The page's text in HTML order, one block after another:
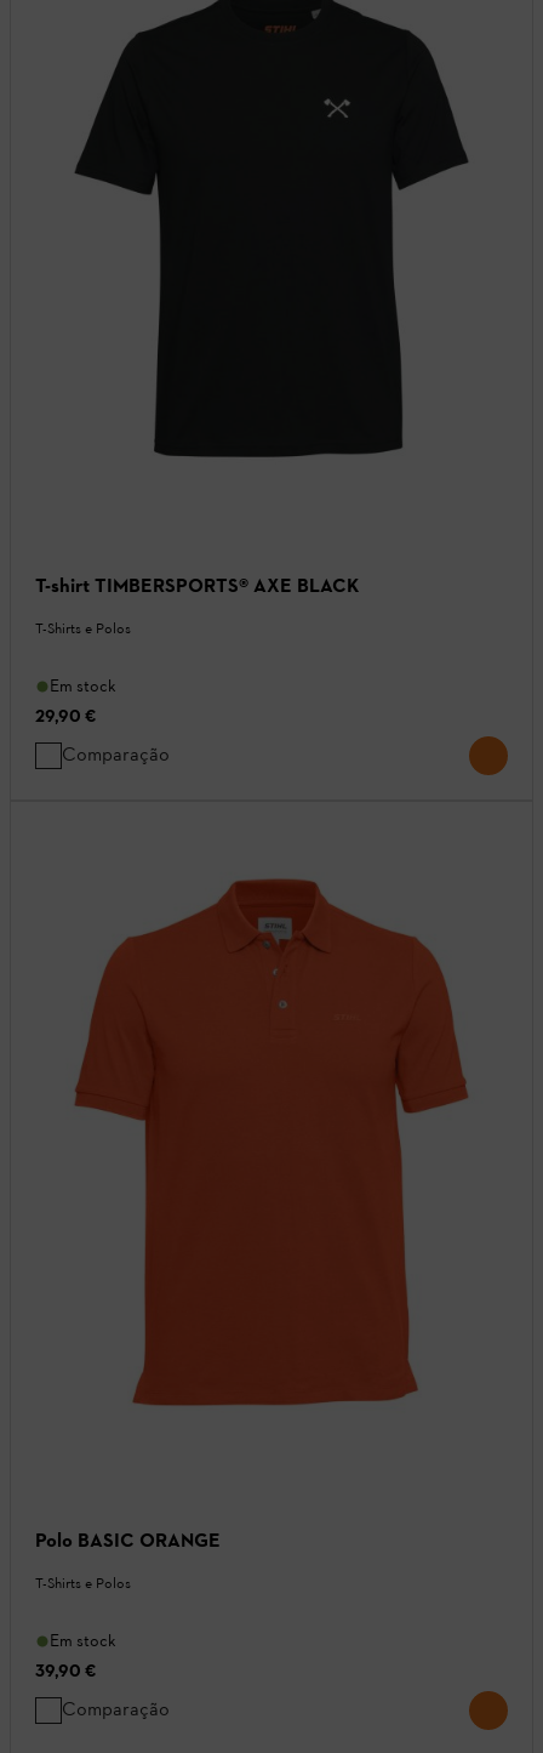
T-shirt TIMBERSPORTS® AXE BLACK
T-Shirts e Polos
Em stock
29,90 €
Comparação
Polo BASIC ORANGE
T-Shirts e Polos
Em stock
39,90 €
Comparação